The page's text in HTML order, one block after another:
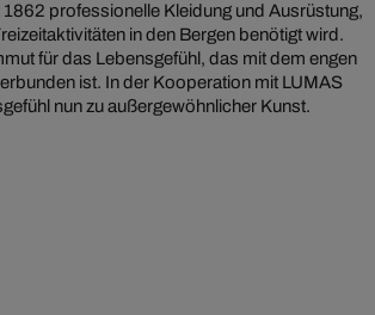
professionelle Kleidung und Ausrüstung,
in den Bergen benötigt wird.
für das Lebensgefühl, das mit dem engen
ist. In der Kooperation mit LUMAS
nun zu außergewöhnlicher Kunst.